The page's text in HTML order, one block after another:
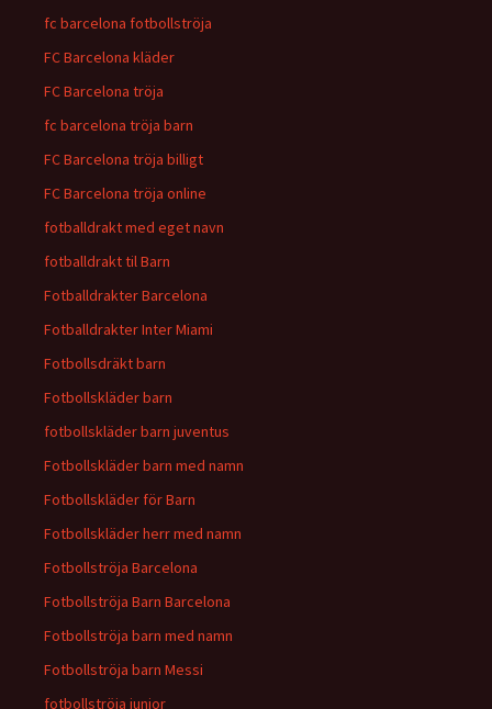
fc barcelona fotbollströja
FC Barcelona kläder
FC Barcelona tröja
fc barcelona tröja barn
FC Barcelona tröja billigt
FC Barcelona tröja online
fotballdrakt med eget navn
fotballdrakt til Barn
Fotballdrakter Barcelona
Fotballdrakter Inter Miami
Fotbollsdräkt barn
Fotbollskläder barn
fotbollskläder barn juventus
Fotbollskläder barn med namn
Fotbollskläder för Barn
Fotbollskläder herr med namn
Fotbollströja Barcelona
Fotbollströja Barn Barcelona
Fotbollströja barn med namn
Fotbollströja barn Messi
fotbollströja junior